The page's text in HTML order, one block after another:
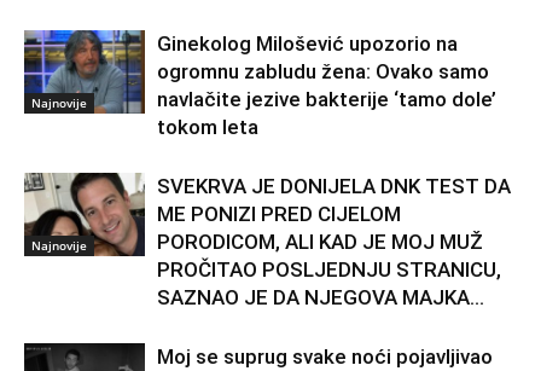
Najnovije
Ginekolog Milošević upozorio na
ogromnu zabludu žena: Ovako samo
navlačite jezive bakterije ‘tamo dole’
tokom leta
Najnovije
SVEKRVA JE DONIJELA DNK TEST DA
ME PONIZI PRED CIJELOM
PORODICOM, ALI KAD JE MOJ MUŽ
PROČITAO POSLJEDNJU STRANICU,
SAZNAO JE DA NJEGOVA MAJKA...
Moj se suprug svake noći pojavljivao